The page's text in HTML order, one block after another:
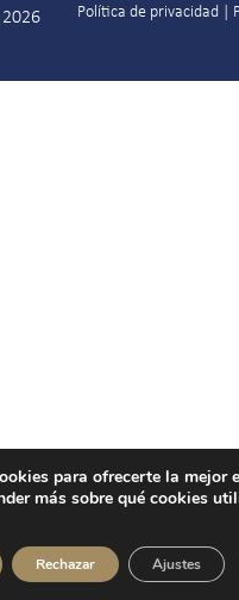
Política de privacidad|
para ofrecerte la mejor
más sobre qué cookies
Rechazar Ajustes